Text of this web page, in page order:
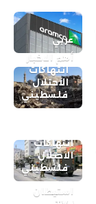
عربي
أهم الاخبار
انتهاكات
الاحتلال
فلسطيني
انتهاكات
الاحتلال
فلسطيني
استيطان